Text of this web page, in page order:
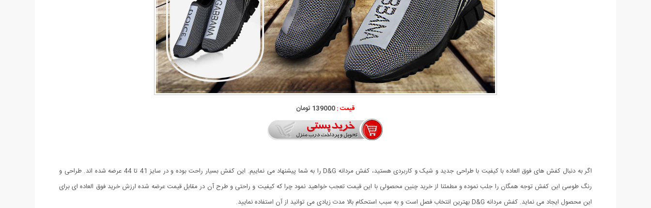
قیمت :139000 تومان
اگر به دنبال کفش های فوق العاده با کیفیت با طراحی جدید و شیک و کاربردی هستید، کفش مردانه D&G را به شما پیشنهاد می نماییم. این کفش بسیار راحت بوده و در سایز 41 تا 44 عرضه شده اند. طراحی و
رنگ طوسی این کفش توجه همگان را جلب نموده و مطمئنا از خرید چنین محصولی با این قیمت تعجب خواهید نمود چرا که کیفیت و راحتی و طرح آن در مقابل قیمت عرضه شده ارزش خرید فوق العاده ای برای
این محصول ایجاد می نماید. کفش مردانه D&G بهترین انتخاب فصل است و به سبب استحکام بالا مدت زیادی می توانید از آن استفاده نمایید.